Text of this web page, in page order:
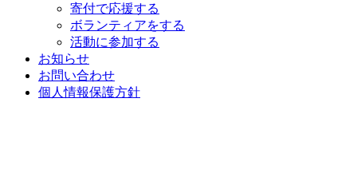
寄付で応援する
ボランティアをする
活動に参加する
お知らせ
お問い合わせ
個人情報保護方針